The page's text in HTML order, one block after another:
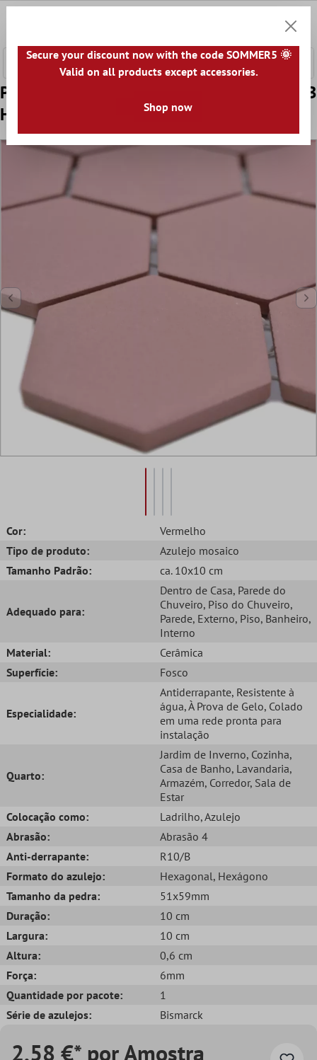
Padrão de Mosaico Cerâmico Bismarck R10B
Hexágono Terracota H51
Cor:
Vermelho
Tipo de produto:
Azulejo mosaico
Tamanho Padrão:
ca. 10x10 cm
Adequado para:
Dentro de Casa, Parede do
Chuveiro, Piso do Chuveiro,
Parede, Externo, Piso, Banheiro,
Interno
Material:
Cerâmica
Superfície:
Fosco
Especialidade:
Antiderrapante, Resistente à
água, À Prova de Gelo, Colado
em uma rede pronta para
instalação
Quarto:
Jardim de Inverno, Cozinha,
Casa de Banho, Lavandaria,
Armazém, Corredor, Sala de
Estar
Colocação como:
Ladrilho, Azulejo
Abrasão:
Abrasão 4
Anti-derrapante:
R10/B
Formato do azulejo:
Hexagonal, Hexágono
Tamanho da pedra:
51x59mm
Duração:
10 cm
Largura:
10 cm
Altura:
0,6 cm
Força:
6mm
Quantidade por pacote:
1
Série de azulejos:
Bismarck
2,58 €* por Amostra
Secure your discount now with the code SOMMER5 🌞
Valid on all products except accessories.
Shop now